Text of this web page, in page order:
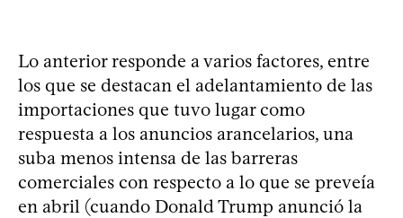
Lo anterior responde a varios factores, entre
los que se destacan el adelantamiento de las
importaciones que tuvo lugar como
respuesta a los anuncios arancelarios, una
suba menos intensa de las barreras
comerciales con respecto a lo que se preveía
en abril (cuando Donald Trump anunció la